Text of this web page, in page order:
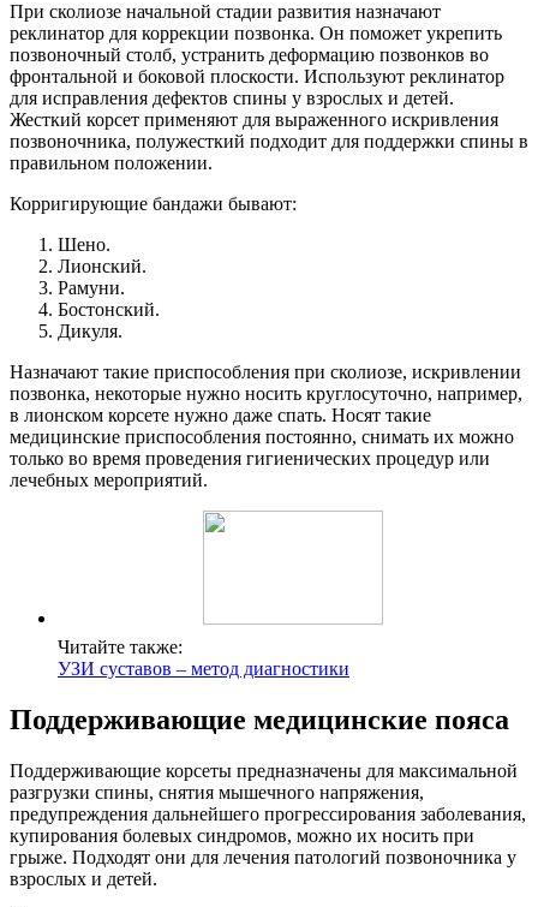
При сколиозе начальной стадии развития назначают
реклинатор для коррекции позвонка. Он поможет укрепить
позвоночный столб, устранить деформацию позвонков во
фронтальной и боковой плоскости. Используют реклинатор
для исправления дефектов спины у взрослых и детей.
Жесткий корсет применяют для выраженного искривления
позвоночника, полужесткий подходит для поддержки спины в
правильном положении.
Корригирующие бандажи бывают:
Шено.
Лионский.
Рамуни.
Бостонский.
Дикуля.
Назначают такие приспособления при сколиозе, искривлении
позвонка, некоторые нужно носить круглосуточно, например,
в лионском корсете нужно даже спать. Носят такие
медицинские приспособления постоянно, снимать их можно
только во время проведения гигиенических процедур или
лечебных мероприятий.
Читайте также:
УЗИ суставов – метод диагностики
Поддерживающие медицинские пояса
Поддерживающие корсеты предназначены для максимальной
разгрузки спины, снятия мышечного напряжения,
предупреждения дальнейшего прогрессирования заболевания,
купирования болевых синдромов, можно их носить при
грыже. Подходят они для лечения патологий позвоночника у
взрослых и детей.